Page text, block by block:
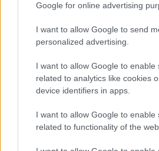
Google for online advertising
I want to allow Google to send
personalized advertising.
I want to allow Google to enable
related to analytics like cookies
device identifiers in apps.
I want to allow Google to enable
related to functionality of the
VAGY
jEnci
12 éve